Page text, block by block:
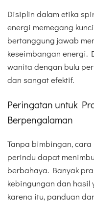
Disiplin dalam etika
energi memegang
bertanggung jawab
keseimbangan energi.
wanita dengan bulu
dan sangat efektif.
Peringatan untuk
Berpengalaman
Tanpa bimbingan,
perindu dapat
berbahaya. Banyak
kebingungan dan hasil
karena itu, panduan